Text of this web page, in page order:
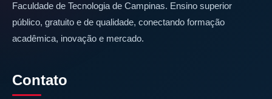
Faculdade de Tecnologia de Campinas. Ensino superior
público, gratuito e de qualidade, conectando formação
acadêmica, inovação e mercado.
Contato